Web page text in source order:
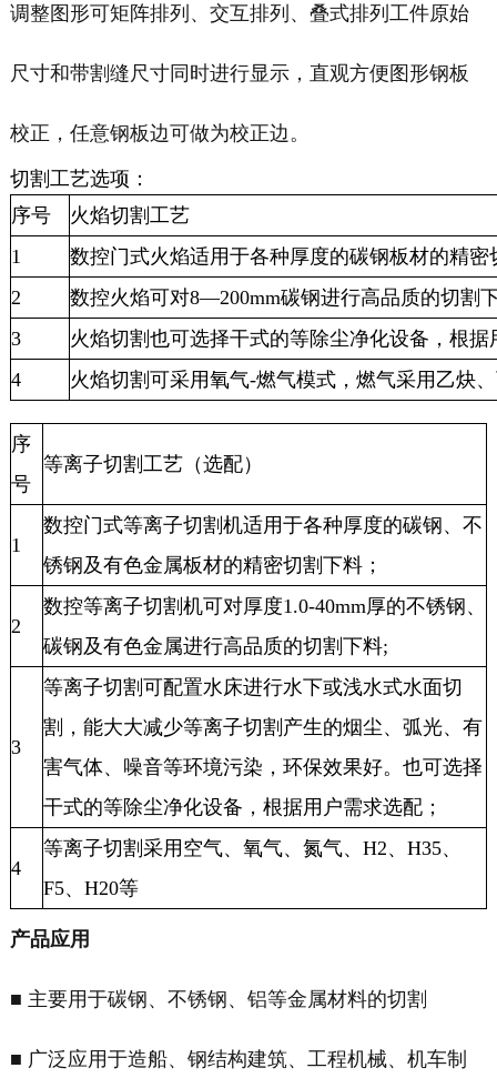
调整图形可矩阵排列、交互排列、叠式排列工件原始
尺寸和带割缝尺寸同时进行显示，直观方便图形钢板
校正，任意钢板边可做为校正边。
切割工艺选项：
序号
火焰切割工艺
1
数控门式火焰适用于各种厚度的碳钢板材的精密
2
数控火焰可对8—200mm碳钢进行高品质的切割
3
火焰切割也可选择干式的等除尘净化设备，根据
4
火焰切割可采用氧气-燃气模式，燃气采用乙炔
序
号
等离子切割工艺（选配）
1
数控门式等离子切割机适用于各种厚度的碳钢、不
锈钢及有色金属板材的精密切割下料；
2
数控等离子切割机可对厚度1.0-40mm厚的不锈钢、
碳钢及有色金属进行高品质的切割下料;
3
等离子切割可配置水床进行水下或浅水式水面切
割，能大大减少等离子切割产生的烟尘、弧光、有
害气体、噪音等环境污染，环保效果好。也可选择
干式的等除尘净化设备，根据用户需求选配；
4
等离子切割采用空气、氧气、氮气、H2、H35、
F5、H20等
产品应用
■ 主要用于碳钢、不锈钢、铝等金属材料的切割
■ 广泛应用于造船、钢结构建筑、工程机械、机车制